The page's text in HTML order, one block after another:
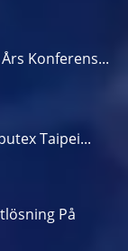
Konferens...
Taipei...
På